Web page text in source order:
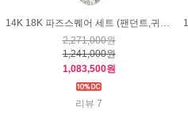
14K 18K 파즈스퀘어 세트 (팬던트,귀걸이)
2,271,000원
1,241,000원
1,083,500원
리뷰 7